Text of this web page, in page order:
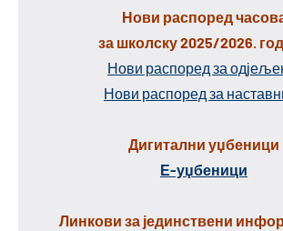
Нови распоред
за школску 2025/2026.
Нови распоред за
Нови распоред за
Дигитални уџбеници
Е-уџбеници
Линкови за јединствени